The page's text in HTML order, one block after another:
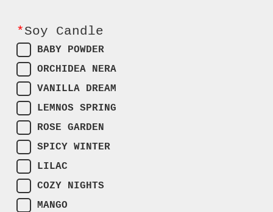
*Soy Candle
BABY POWDER
ORCHIDEA NERA
VANILLA DREAM
LEMNOS SPRING
ROSE GARDEN
SPICY WINTER
LILAC
COZY NIGHTS
MANGO